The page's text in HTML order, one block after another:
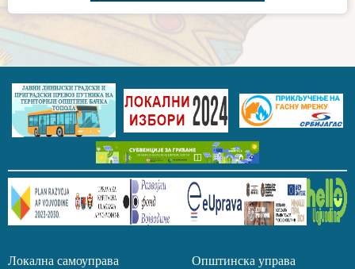
Локална самоуправа Општинска управа